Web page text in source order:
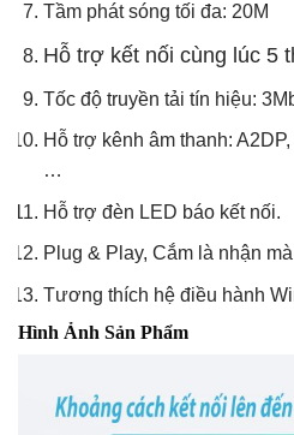
Tầm phát sóng tối đa: 20M
Hỗ trợ kết nối cùng lúc 5
Tốc độ truyền tải tín hiệu:
Hỗ trợ kênh âm thanh:
…
Hỗ trợ đèn LED báo kết nối.
Plug & Play, Cắm là nhận
Tương thích hệ điều hành
Hình Ảnh Sản Phẩm